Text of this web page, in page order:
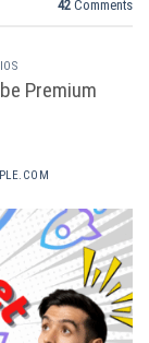
42 Comments
Premium